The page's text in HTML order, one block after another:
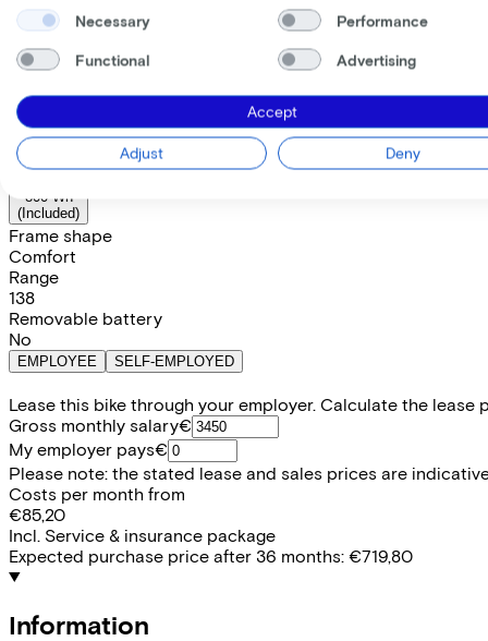
Price €3.599,00
Save €775,05 compared to buying.
Read more about business leasing.
Frame shape
Comfort
Available colours
Battery options
800 Wh
( Included)
Frame shape
Comfort
Range
138
Removable battery
No
EMPLOYEE SELF-EMPLOYED
Lease this bike through your employer. Calculate the lease
Gross monthly salary€
My employer pays€
Please note: the stated lease and sales prices are
Costs per month from
€85,20
Incl. Service & insurance package
Expected purchase price after 36 months: €719,80
Information
Necessary Performance
Functional Advertising
Accept
Adjust Deny